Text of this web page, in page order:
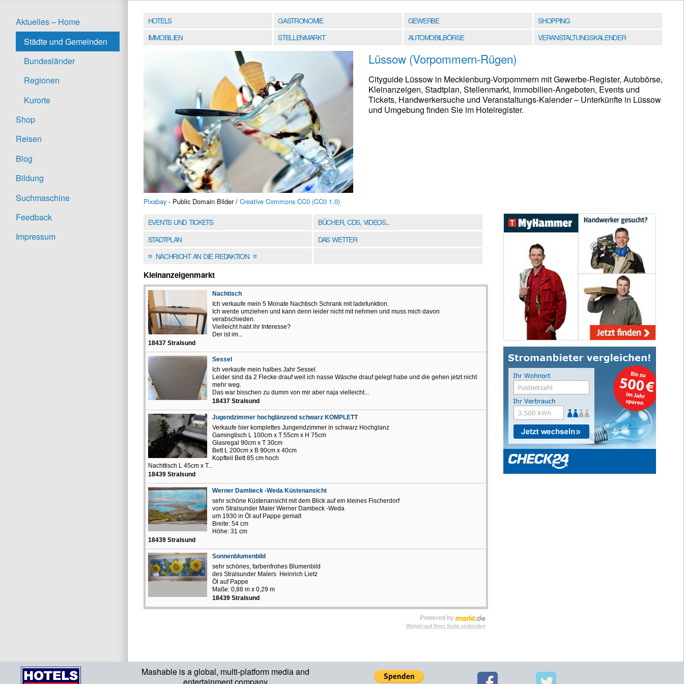
Mashable is a global, multi-platform media and
Aktuelles – Home
Städte und Gemeinden
Bundesländer
Regionen
Kurorte
Shop
Reisen
Blog
Bildung
Suchmaschine
Feedback
Impressum
HOTELS GASTRONOMIE GEWERBE
SHOPPING
IMMOBILIEN
STELLENMARKT AUTOMOBILBÖRSE VERANSTALTUNGSKALENDER
Pixabay - Public Domain Bilder / Creative Commons CC0 (CC0 1.0)
Lüssow (Vorpommern-Rügen)
Cityguide Lüssow in Mecklenburg-Vorpommern mit Gewerbe-Register, Autobörse,
Kleinanzeigen, Stadtplan, Stellenmarkt, Immobilien-Angeboten, Events und
Tickets, Handwerkersuche und Veranstaltungs-Kalender – Unterkünfte in Lüssow
und Umgebung finden Sie im Hotelregister.
EVENTS UND TICKETS
BÜCHER, CDS, VIDEOS...
STADTPLAN
DAS WETTER
≡NACHRICHT AN DIE REDAKTION≡
Kleinanzeigenmarkt
Nachtisch
Ich verkaufe mein 5 Monate Nachtisch Schrank mit ladefunktion.
Ich werde umziehen und kann denn leider nicht mit nehmen und muss mich davon
verabschieden.
Vielleicht habt ihr Interesse?
Der ist im...
18437 Stralsund
Sessel
Ich verkaufe mein halbes Jahr Sessel.
Leider sind da 2 Flecke drauf weil ich nasse Wäsche drauf gelegt habe und die gehen jetzt nicht
mehr weg.
Das war bisschen zu dumm von mir aber naja vielleicht...
18437 Stralsund
Jugendzimmer hochglänzend schwarz KOMPLETT
Verkaufe hier komplettes Jungendzimmer in schwarz Hochglanz
Gamingtisch L 100cm x T 55cm x H 75cm
Glasregal 90cm x T 30cm
Bett L 200cm x B 90cm x 40cm
Kopfteil Bett 85 cm hoch
Nachttisch L 45cm x T...
18439 Stralsund
Werner Dambeck -Weda Küstenansicht
sehr schöne Küstenansicht mit dem Blick auf ein kleines Fischerdorf
vom Stralsunder Maler Werner Dambeck -Weda
um 1930 in Öl auf Pappe gemalt
Breite: 54 cm
Höhe: 31 cm
18439 Stralsund
Sonnenblumenbild
sehr schönes, farbenfrohes Blumenbild
des Stralsunder Malers Heinrich Lietz
Öl auf Pappe
Maße: 0,88 m x 0,29 m
18439 Stralsund
Powered by
Widget auf Ihrer Seite einbinden